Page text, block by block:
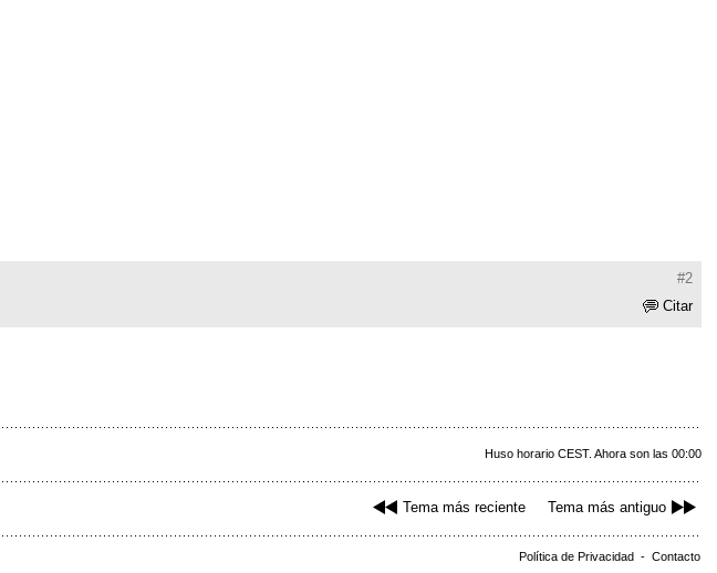
#2
Citar
Huso horario CEST. Ahora son las 00:00
Tema más reciente Tema más antiguo
Política de Privacidad - Contacto